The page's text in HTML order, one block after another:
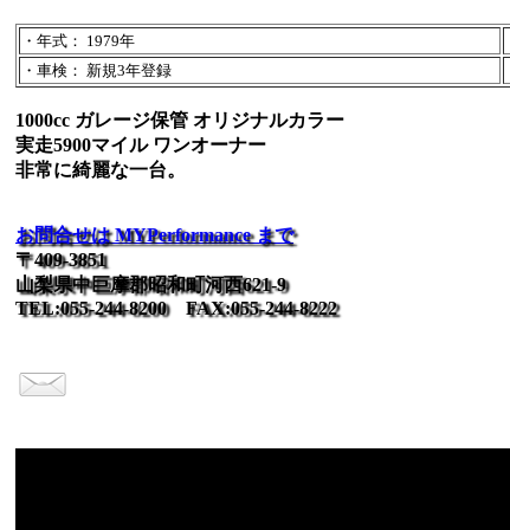
・年式： 1979年
・車検： 新規3年登録
1000cc ガレージ保管 オリジナルカラー
実走5900マイル ワンオーナー
非常に綺麗な一台。
お問合せは MYPerformance まで
〒409-3851
山梨県中巨摩郡昭和町河西621-9
TEL:055-244-8200 FAX:055-244-8222